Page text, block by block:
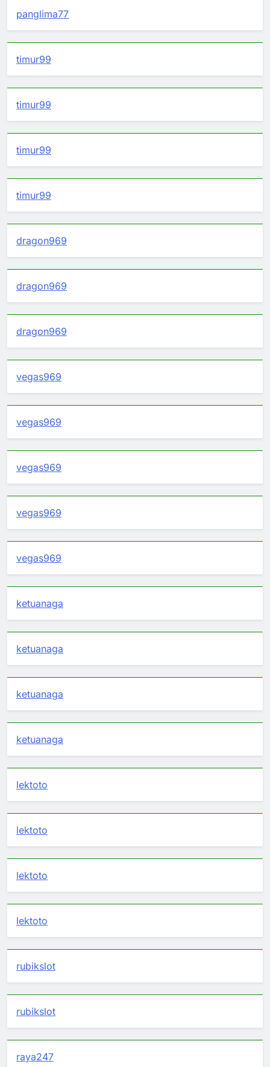
panglima77
timur99
timur99
timur99
timur99
dragon969
dragon969
dragon969
vegas969
vegas969
vegas969
vegas969
vegas969
ketuanaga
ketuanaga
ketuanaga
ketuanaga
lektoto
lektoto
lektoto
lektoto
rubikslot
rubikslot
raya247